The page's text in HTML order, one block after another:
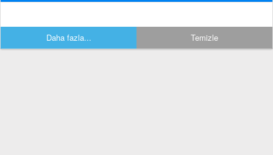
Daha fazla... Temizle